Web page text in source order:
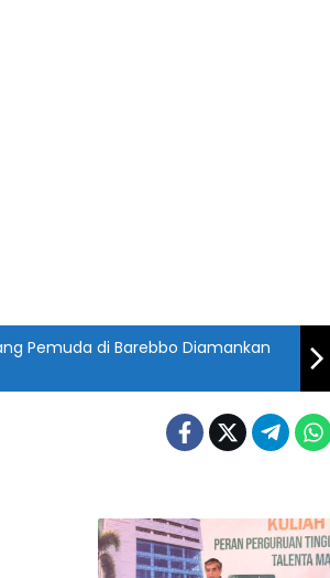
Pemuda di Barebbo Diamankan